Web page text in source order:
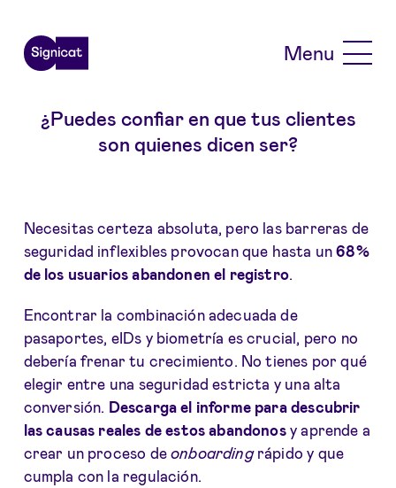
Menu
¿Puedes confiar en que tus clientes
son quienes dicen ser?
Necesitas certeza absoluta, pero las barreras de
seguridad inflexibles provocan que hasta un68%
de los usuarios abandonen el registro
Encontrar la combinación adecuada de
pasaportes, eIDs y biometría es crucial, pero no
debería frenar tu crecimiento. No tienes por qué
elegir entre una seguridad estricta y una alta
conversión. Descarga el informe para descubrir
las causas reales de estos abandonosy aprende a
crear un proceso deonboardingrápido y que
cumpla con la regulación.